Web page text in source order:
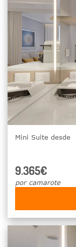
Mini Suite desde
9.365€
por camarote